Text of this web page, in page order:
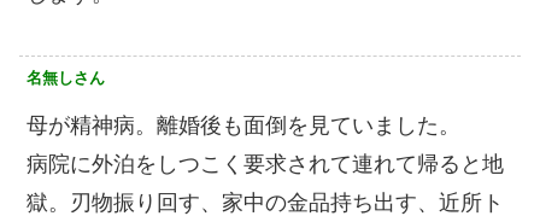
名無しさん
母が精神病。離婚後も面倒を見ていました。
病院に外泊をしつこく要求されて連れて帰ると地
獄。刃物振り回す、家中の金品持ち出す、近所ト